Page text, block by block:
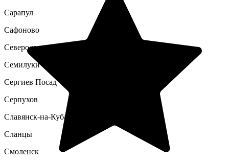
Сарапул
Сафоново
Северодвинск
Семилуки
Сергиев Посад
Серпухов
Славянск-на-Кубани
Сланцы
Смоленск